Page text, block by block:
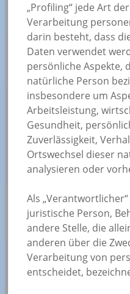
„Profiling“ jede Art
Verarbeitung
darin besteht, dass
Daten verwendet
persönliche Aspekte,
natürliche Person
insbesondere um
Arbeitsleistung,
Gesundheit,
Zuverlässigkeit,
Ortswechsel dieser
analysieren oder
Als
juristische Person,
andere Stelle, die
anderen über die
Verarbeitung von
entscheidet,